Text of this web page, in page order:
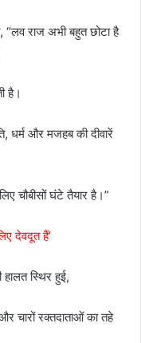
राज अभी बहुत छोटा है
है।
धर्म और मजहब की दीवारें
चौबीसों घंटे तैयार है।”
देवदूत हैं’
स्थिर हुई,
चारों रक्तदाताओं का तहे